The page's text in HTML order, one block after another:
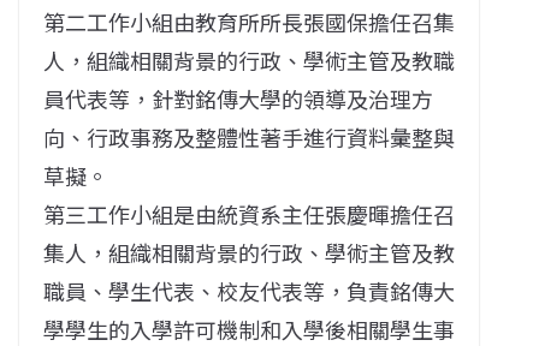
第二工作小組由教育所所長張國保擔任召集
人，組織相關背景的行政、學術主管及教職
員代表等，針對銘傳大學的領導及治理方
向、行政事務及整體性著手進行資料彙整與
草擬。
第三工作小組是由統資系主任張慶暉擔任召
集人，組織相關背景的行政、學術主管及教
職員、學生代表、校友代表等，負責銘傳大
學學生的入學許可機制和入學後相關學生事